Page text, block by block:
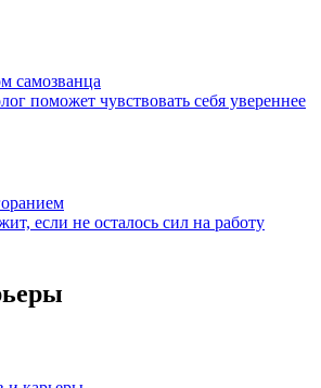
самозванца
поможет чувствовать себя увереннее
если не осталось сил на работу